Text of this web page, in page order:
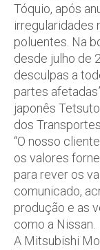
Tóquio, após
irregularidades
poluentes. Na
desde julho de
desculpas a
partes
japonês
dos Transportes.
“O nosso
os valores
para rever os
comunicado,
produção e as
como a Nissan.
A Mitsubishi